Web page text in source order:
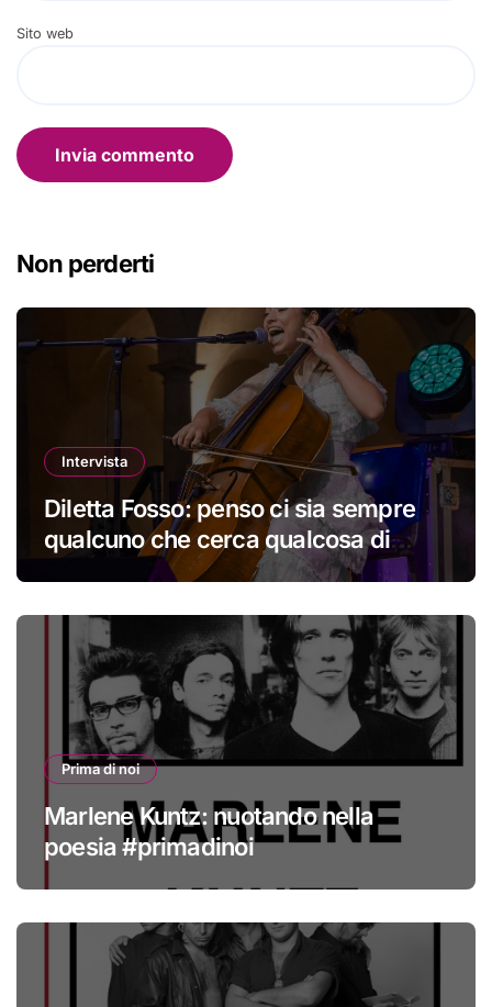
Sito web
Non perderti
Intervista
Diletta Fosso: penso ci sia sempre
qualcuno che cerca qualcosa di
Prima di noi
Marlene Kuntz: nuotando nella
poesia #primadinoi